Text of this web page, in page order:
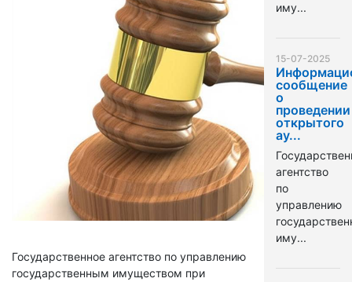
Государственное агентство по управлению
государственным имуществом при
иму...
15-07-2025
сообщение
о
проведении
открытого
ау...
агентство
по
управлению
иму...